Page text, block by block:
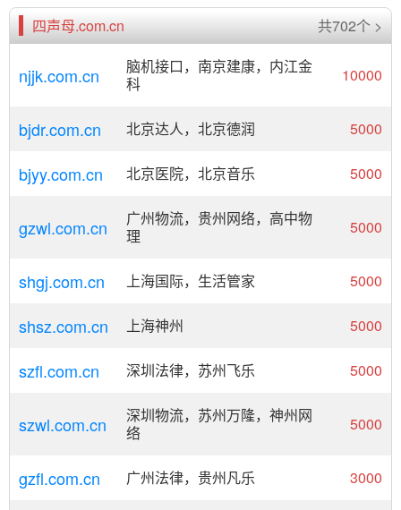
四声母.com.cn 共702个 >
njjk.com.cn
脑机接口，南京建康，内江金
科
10000
bjdr.com.cn 北京达人，北京德润 5000
bjyy.com.cn 北京医院，北京音乐 5000
gzwl.com.cn
广州物流，贵州网络，高中物
理
5000
shgj.com.cn 上海国际，生活管家 5000
shsz.com.cn 上海神州 5000
szfl.com.cn 深圳法律，苏州飞乐 5000
szwl.com.cn
深圳物流，苏州万隆，神州网
络
5000
gzfl.com.cn 广州法律，贵州凡乐 3000